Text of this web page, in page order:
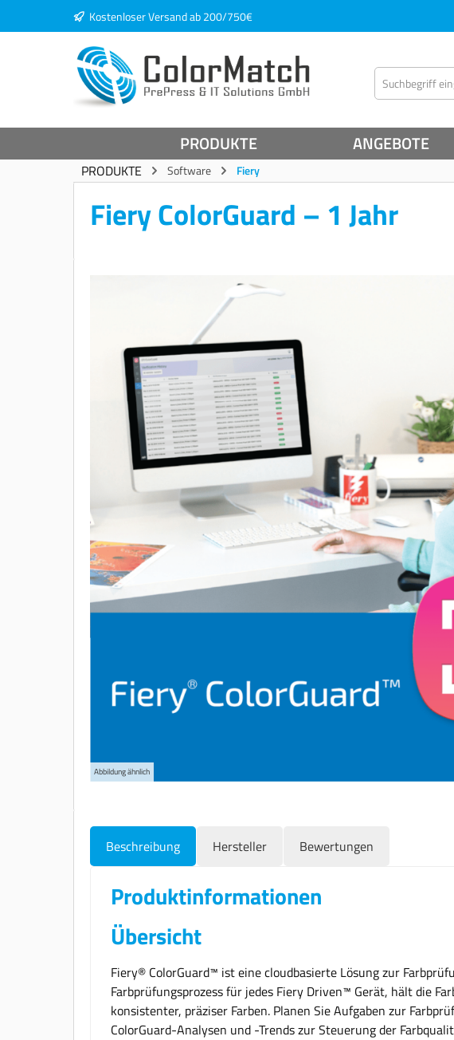
Zur Hauptnavigation springen
Kostenloser Versand ab 200/750€
PRODUKTE ANGEBOTE
PRODUKTE Software Fiery
Fiery ColorGuard – 1 Jahr
Abbildung ähnlich
Beschreibung Hersteller Bewertungen
Produktinformationen
Übersicht
Fiery® ColorGuard™ ist eine cloudbasierte Lösung zur
Farbprüfungsprozess für jedes Fiery Driven™ Gerät, hält die
konsistenter, präziser Farben. Planen Sie Aufgaben zur
ColorGuard-Analysen und -Trends zur Steuerung der